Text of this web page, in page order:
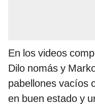
En los videos
Dilo nomás y
pabellones vacíos
en buen estado y